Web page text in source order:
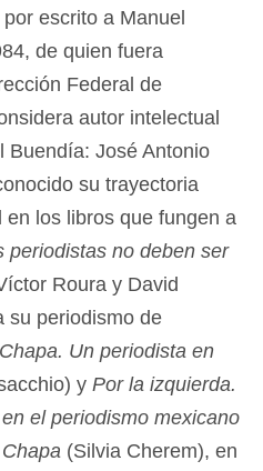
escrito a Manuel
de quien fuera
Federal de
autor intelectual
Buendía: José Antonio
su trayectoria
los libros que fungen a
periodistas no deben ser
Roura y David
su periodismo de
Un periodista en
y Por la izquierda.
el periodismo mexicano
(Silvia Cherem), en